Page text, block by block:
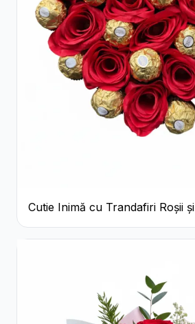
Cutie Inimă cu Trandafiri Roșii și
Ferrero Rocher